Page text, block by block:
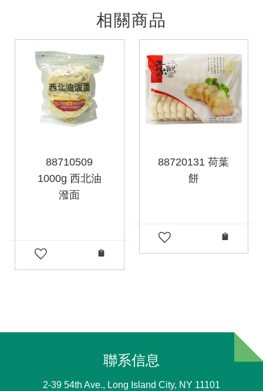
相關商品
88710509
1000g 西北油
潑面
88720131 荷葉
餅
聯系信息
2-39 54th Ave., Long Island City, NY 11101